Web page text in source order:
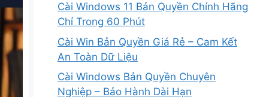
Cài Windows 11 Bản Quyền Chính Hãng
Chỉ Trong 60 Phút
Cài Win Bản Quyền Giá Rẻ – Cam Kết
An Toàn Dữ Liệu
Cài Windows Bản Quyền Chuyên
Nghiệp – Bảo Hành Dài Hạn